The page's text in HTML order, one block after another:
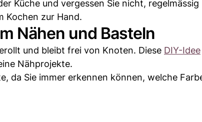
Küche und vergessen Sie nicht, regelmässig
Kochen zur Hand.
Nähen und Basteln
und bleibt frei von Knoten. Diese DIY-Idee
Nähprojekte.
da Sie immer erkennen können, welche